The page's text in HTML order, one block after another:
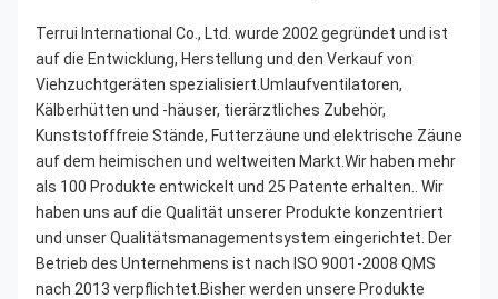
Terrui International Co., Ltd. wurde 2002 gegründet und ist
auf die Entwicklung, Herstellung und den Verkauf von
Viehzuchtgeräten spezialisiert.Umlaufventilatoren,
Kälberhütten und -häuser, tierärztliches Zubehör,
Kunststofffreie Stände, Futterzäune und elektrische Zäune
auf dem heimischen und weltweiten Markt.Wir haben mehr
als 100 Produkte entwickelt und 25 Patente erhalten.. Wir
haben uns auf die Qualität unserer Produkte konzentriert
und unser Qualitätsmanagementsystem eingerichtet. Der
Betrieb des Unternehmens ist nach ISO 9001-2008 QMS
nach 2013 verpflichtet.Bisher werden unsere Produkte